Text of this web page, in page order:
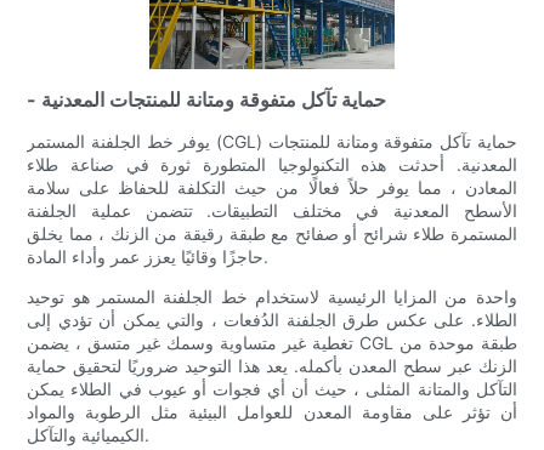
- حماية تآكل متفوقة ومتانة للمنتجات المعدنية
يوفر خط الجلفنة المستمر (CGL) حماية تآكل متفوقة ومتانة للمنتجات
المعدنية. أحدثت هذه التكنولوجيا المتطورة ثورة في صناعة طلاء
المعادن ، مما يوفر حلاً فعالًا من حيث التكلفة للحفاظ على سلامة
الأسطح المعدنية في مختلف التطبيقات. تتضمن عملية الجلفنة
المستمرة طلاء شرائح أو صفائح مع طبقة رقيقة من الزنك ، مما يخلق
حاجزًا وقائيًا يعزز عمر وأداء المادة.
واحدة من المزايا الرئيسية لاستخدام خط الجلفنة المستمر هو توحيد
الطلاء. على عكس طرق الجلفنة الدُفعات ، والتي يمكن أن تؤدي إلى
تغطية غير متساوية وسمك غير متسق ، يضمن CGL طبقة موحدة من
الزنك عبر سطح المعدن بأكمله. يعد هذا التوحيد ضروريًا لتحقيق حماية
التآكل والمتانة المثلى ، حيث أن أي فجوات أو عيوب في الطلاء يمكن
أن تؤثر على مقاومة المعدن للعوامل البيئية مثل الرطوبة والمواد
الكيميائية والتآكل.